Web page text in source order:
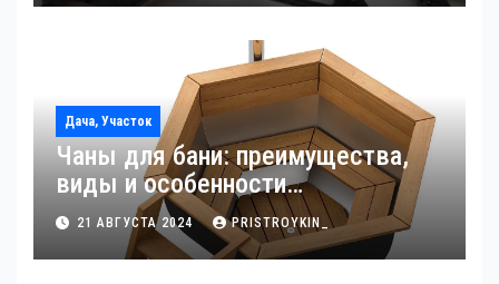
Дача, Участок
Чаны для бани: преимущества,
виды и особенности
использования
21 АВГУСТА 2024 PRISTROYKIN_